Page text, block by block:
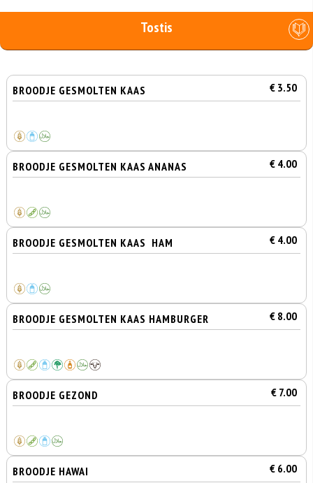
Tostis
BROODJE GESMOLTEN KAAS € 3.50
BROODJE GESMOLTEN KAAS ANANAS € 4.00
BROODJE GESMOLTEN KAAS HAM € 4.00
BROODJE GESMOLTEN KAAS HAMBURGER € 8.00
BROODJE GEZOND € 7.00
BROODJE HAWAI € 6.00